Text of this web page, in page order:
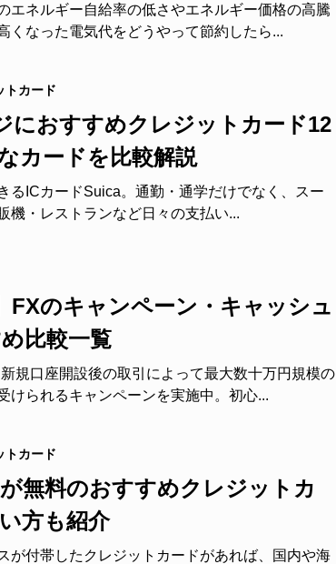
エネルギー自給率の低さやエネルギー価格の高騰
くなった電気代をどうやって節約したら...
トカード
におすすめクレジットカード12
カードを比較解説
るICカードSuica。通勤・通学だけでなく、スー
機・レストランなど日々の支払い...
FXのキャンペーン・キャッシュ
比較一覧
規口座開設後の取引によって最大数十万円規模の
けられるキャンペーンを実施中。初心...
トカード
無料のおすすめクレジットカ
方も紹介
が付帯したクレジットカードがあれば、国内や海